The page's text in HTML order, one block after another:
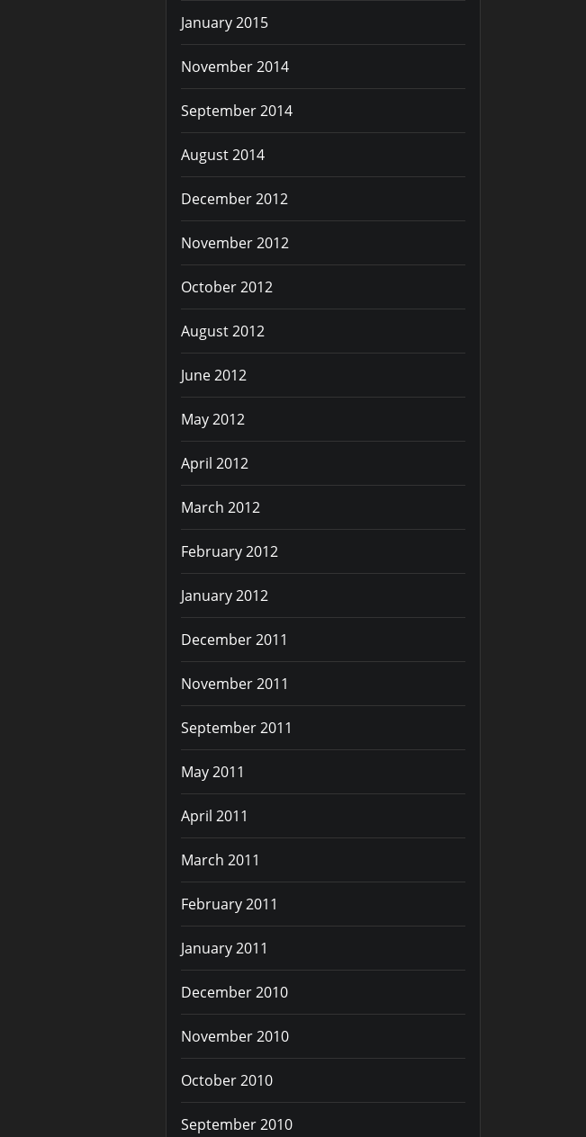
January 2015
November 2014
September 2014
August 2014
December 2012
November 2012
October 2012
August 2012
June 2012
May 2012
April 2012
March 2012
February 2012
January 2012
December 2011
November 2011
September 2011
May 2011
April 2011
March 2011
February 2011
January 2011
December 2010
November 2010
October 2010
September 2010